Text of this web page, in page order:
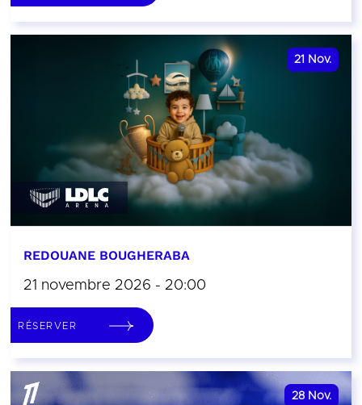
21 Nov.
REDOUANE BOUGHERABA
21 novembre 2026 - 20:00
RÉSERVER
28 Nov.